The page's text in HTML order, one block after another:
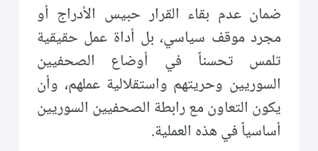
ضمان عدم بقاء القرار حبيس الأدراج أو
مجرد موقف سياسي، بل أداة عمل حقيقية
تلمس تحسناً في أوضاع الصحفيين
السوريين وحريتهم واستقلالية عملهم، وأن
يكون التعاون مع رابطة الصحفيين السوريين
أساسياً في هذه العملية.